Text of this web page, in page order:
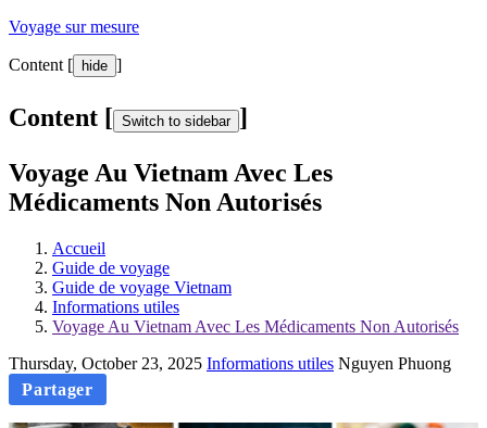
Voyage sur mesure
Content [ hide ]
Content [ Switch to sidebar ]
Voyage Au Vietnam Avec Les
Médicaments Non Autorisés
Accueil
Guide de voyage
Guide de voyage Vietnam
Informations utiles
Voyage Au Vietnam Avec Les Médicaments Non Autorisés
Thursday, October 23, 2025 Informations utiles Nguyen Phuong
Partager